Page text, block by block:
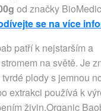
od značky
se na více
patří k nejstarším a
na světě. Je
plody s jemnou
extrakci používá k
živin.Organic